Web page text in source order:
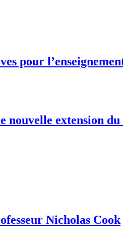
pour
nouvelle extension
Nicholas Cook